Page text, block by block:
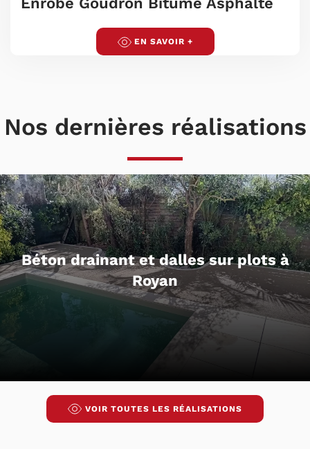
EN SAVOIR +
Nos dernières réalisations
Entrée de maison en pavés et enrobé
en Charente-Maritime
VOIR TOUTES LES RÉALISATIONS